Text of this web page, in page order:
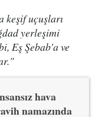
uçuşları
yerleşimi
Eş Şebab'a ve
hava
namazında